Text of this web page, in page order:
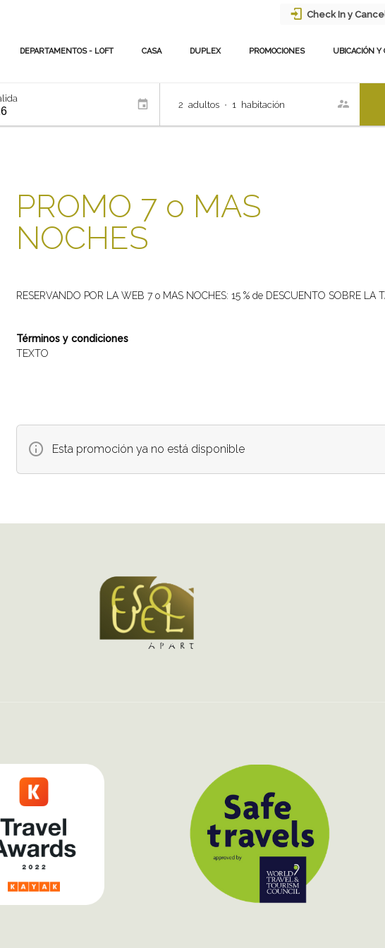
DEPARTAMENTOS - LOFT CASA DUPLEX PROMOCIONES UBICACIÓN Y
Check In y
2 adultos • 1 habitación
PROMO 7 o MAS
NOCHES
RESERVANDO POR LA WEB 7 o MAS NOCHES: 15 % de DESCUENTO SOBRE LA
Términos y condiciones
TEXTO
Esta promoción ya no está disponible